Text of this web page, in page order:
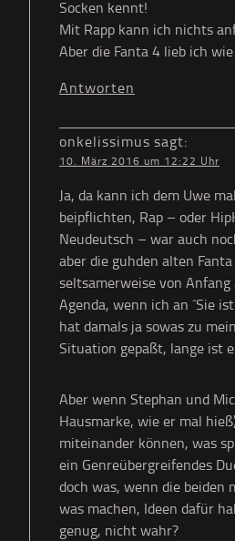
Socken kennt!
Mit Rapp kann ich nichts
Aber die Fanta 4 lieb ich
Antworten
onkelissimus sagt:
10. März 2016 um 12:22 Uhr
Ja, da kann ich dem Uwe
beipflichten, Rap – oder
Neudeutsch – war auch
aber die guhden alten
seltsamerweise von
Agenda, wenn ich an ´Sie
hat damals ja sowas zu
Situation gepaßt, lange ist
Aber wenn Stephan und
Hausmarke, wie er mal
miteinander können, was
ein Genreübergreifendes
doch was, wenn die beiden
was machen, Ideen dafür
genug, nicht wahr?